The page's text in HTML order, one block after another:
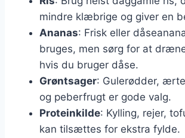
mindre klæbrige og giver en
Ananas: Frisk eller
bruges, men sørg for at
hvis du bruger dåse.
Grøntsager: Gulerødder,
og peberfrugt er gode valg.
Proteinkilde: Kylling, rejer,
kan tilsættes for ekstra fylde.